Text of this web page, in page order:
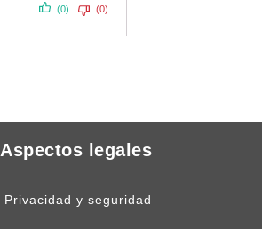
(0) (0)
Aspectos legales
Privacidad y seguridad